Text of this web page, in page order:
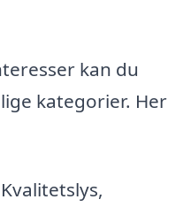
kan du
kategorier. Her